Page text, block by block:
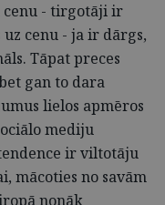
- tirgotāji ir
cenu - ja ir dārgs,
Tāpat preces
gan to dara
lielos apmēros
mediju
ir viltotāju
mācoties no savām
nonāk